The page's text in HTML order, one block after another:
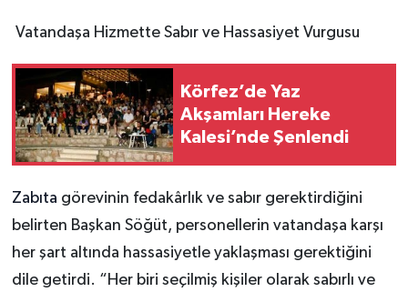
Vatandaşa Hizmette Sabır ve Hassasiyet Vurgusu
Körfez’de Yaz
Akşamları Hereke
Kalesi’nde Şenlendi
Zabıta görevinin fedakârlık ve sabır gerektirdiğini
belirten Başkan Söğüt, personellerin vatandaşa karşı
her şart altında hassasiyetle yaklaşması gerektiğini
dile getirdi. “Her biri seçilmiş kişiler olarak sabırlı ve